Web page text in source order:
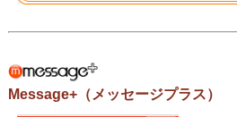
Message+（メッセージプラス）